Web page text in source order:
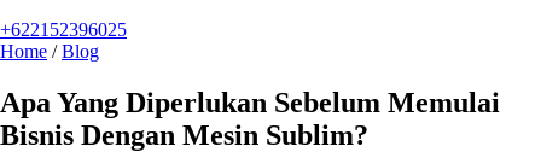
+622152396025
Home /Blog
Apa Yang Diperlukan Sebelum Memulai
Bisnis Dengan Mesin Sublim?